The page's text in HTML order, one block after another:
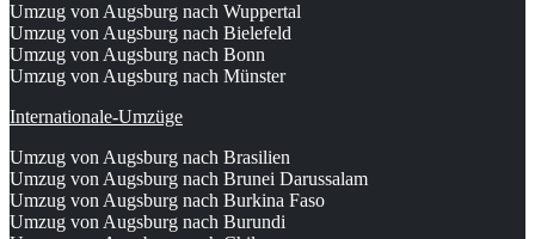
Umzug von Augsburg nach Wuppertal
Umzug von Augsburg nach Bielefeld
Umzug von Augsburg nach Bonn
Umzug von Augsburg nach Münster
Internationale-Umzüge
Umzug von Augsburg nach Brasilien
Umzug von Augsburg nach Brunei Darussalam
Umzug von Augsburg nach Burkina Faso
Umzug von Augsburg nach Burundi